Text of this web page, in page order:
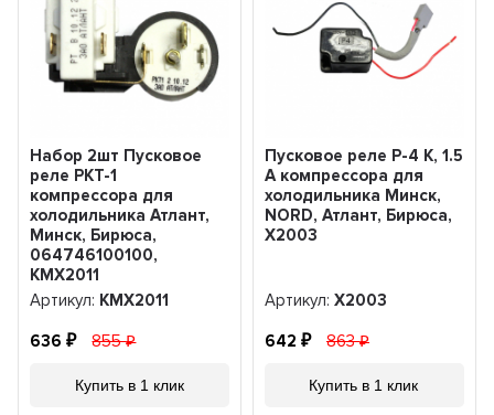
Набор 2шт Пусковое
реле РКТ-1
компрессора для
холодильника Атлант,
Минск, Бирюса,
064746100100,
KMХ2011
Артикул: KMХ2011
636 855
Купить в 1 клик
Пусковое реле Р-4 К, 1.5
A компрессора для
холодильника Минск,
NORD, Атлант, Бирюса,
Х2003
Артикул: Х2003
642 863
Купить в 1 клик